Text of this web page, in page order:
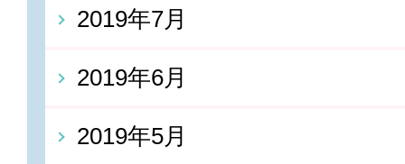
2019年7月
2019年6月
2019年5月